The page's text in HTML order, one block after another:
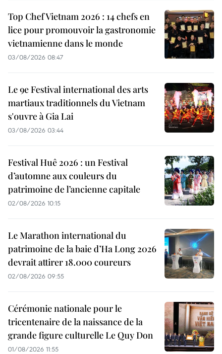
Top Chef Vietnam 2026 : 14 chefs en
lice pour promouvoir la gastronomie
vietnamienne dans le monde
03/08/2026 08:47
Le 9e Festival international des arts
martiaux traditionnels du Vietnam
s'ouvre à Gia Lai
03/08/2026 03:44
Festival Huê 2026 : un Festival
d’automne aux couleurs du
patrimoine de l’ancienne capitale
02/08/2026 10:15
Le Marathon international du
patrimoine de la baie d’Ha Long 2026
devrait attirer 18.000 coureurs
02/08/2026 09:55
Cérémonie nationale pour le
tricentenaire de la naissance de la
grande figure culturelle Le Quy Don
01/08/2026 11:55